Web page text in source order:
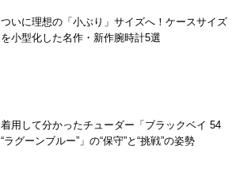
ついに理想の「小ぶり」サイズへ！ケースサイズ
を小型化した名作・新作腕時計5選
着用して分かったチューダー「ブラックベイ 54
“ラグーンブルー”」の“保守”と“挑戦”の姿勢